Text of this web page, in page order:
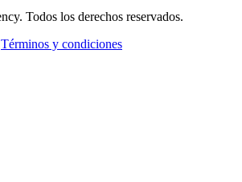
Todos los derechos reservados.
Términos y condiciones